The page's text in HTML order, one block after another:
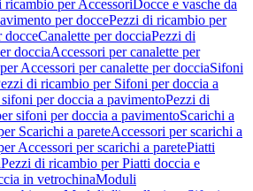
ricambio per AccessoriDocce e vasche da
per doccePezzi di ricambio per
docceCanalette per docciaPezzi di
docciaAccessori per canalette per
Accessori per canalette per docciaSifoni
di ricambio per Sifoni per doccia a
per doccia a pavimentoPezzi di
sifoni per doccia a pavimentoScarichi a
Scarichi a pareteAccessori per scarichi a
Accessori per scarichi a paretePiatti
Pezzi di ricambio per Piatti doccia e
in vetrochinaModuli